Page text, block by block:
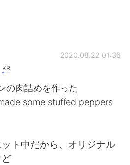
App
繁體中文
KR
2020.08.22 01:36
の肉詰めを作った
some stuffed peppers
ト中だから、オリジナル
ど